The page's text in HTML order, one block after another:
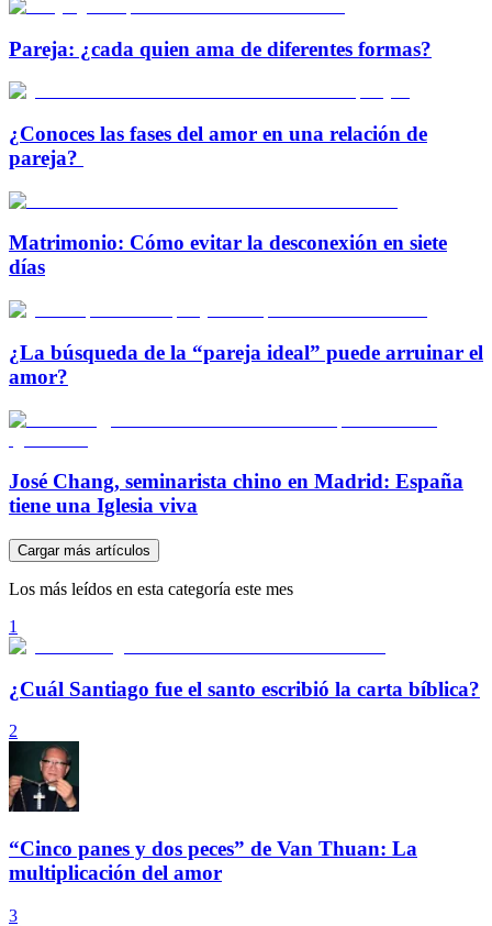
Pareja: ¿cada quien ama de diferentes formas?
¿Conoces las fases del amor en una relación de
pareja?
Matrimonio: Cómo evitar la desconexión en siete
días
¿La búsqueda de la “pareja ideal” puede arruinar el
amor?
José Chang, seminarista chino en Madrid: España
tiene una Iglesia viva
Cargar más artículos
Los más leídos en esta categoría este mes
1
¿Cuál Santiago fue el santo escribió la carta bíblica?
2
“Cinco panes y dos peces” de Van Thuan: La
multiplicación del amor
3